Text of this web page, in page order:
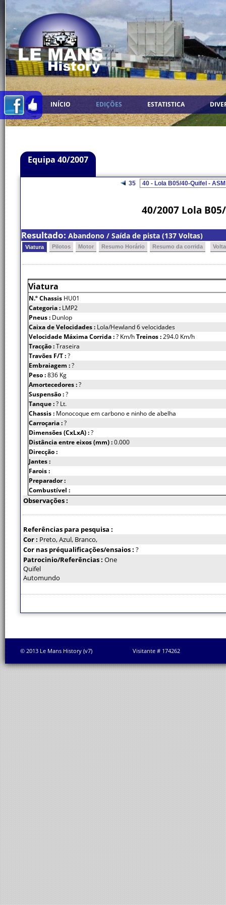
INÍCIO EDIÇÕES ESTATISTICA
Equipa 40/2007
35
40/2007 Lola
Resultado: Abandono / Saída de pista (137 Voltas)
Viatura Pilotos Motor Resumo Horário Resumo da corrida
Viatura
N.º Chassis HU01
Categoria : LMP2
Pneus : Dunlop
Caixa de Velocidades : Lola/Hewland 6 velocidades
Velocidade Máxima Corrida :? Km/hTreinos :294.0 Km/h
Tracção :Traseira
Travões F/T :?
Embraiagem :?
Peso :836 Kg
Amortecedores :?
Suspensão :?
Tanque :? Lt.
Chassis : Monocoque em carbono e ninho de abelha
Carroçaria :?
Dimensões (CxLxA) :?
Distância entre eixos (mm) :0.000
Direcção :
Jantes :
Farois :
Preparador :
Combustível :
Observações :
Referências para pesquisa :
Cor : Preto, Azul, Branco,
Cor nas préqualificações/ensaios : ?
Patrocinio/Referências : One
Quifel
Automundo
© 2013 Le Mans History (v7) Visitante # 174262